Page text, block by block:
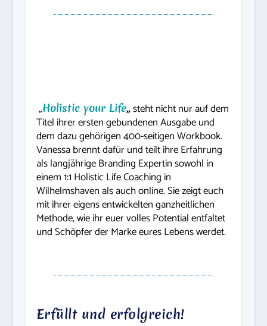
„Holistic your Life„steht nicht nur auf dem
Titel ihrer ersten gebundenen Ausgabe und
dem dazu gehörigen 400-seitigen Workbook.
Vanessa brennt dafür und teilt ihre Erfahrung
als langjährige Branding Expertin sowohl in
einem 1:1 Holistic Life Coaching in
Wilhelmshaven als auch online. Sie zeigt euch
mit ihrer eigens entwickelten ganzheitlichen
Methode, wie ihr euer volles Potential entfaltet
und Schöpfer der Marke eures Lebens werdet.
Erfüllt und erfolgreich!